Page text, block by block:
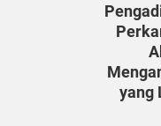
yang